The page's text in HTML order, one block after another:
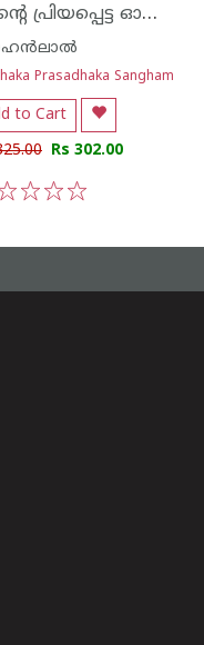
എന്റെ പ്രിയപ്പെട്ട ഓഷോ ഫലിതങ്ങള്‍
Prasadhaka Sangham
to Cart
Rs 302.00